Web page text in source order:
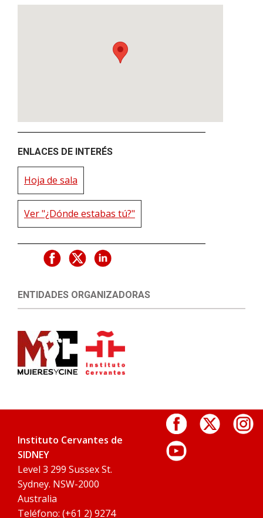
ENLACES DE INTERÉS
Hoja de sala
Ver "¿Dónde estabas tú?"
ENTIDADES ORGANIZADORAS
Instituto Cervantes de
SIDNEY
Level 3 299 Sussex St.
Sydney. NSW-2000
Australia
Teléfono: (+61 2) 9274